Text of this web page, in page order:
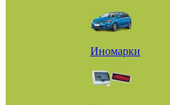
Иномарки